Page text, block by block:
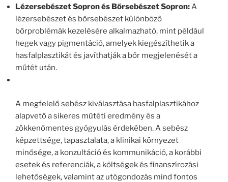
Lézersebészet Sopron és Bőrsebészet Sopron:A
lézersebészet és bőrsebészet különböző
bőrproblémák kezelésére alkalmazható, mint például
hegek vagy pigmentáció, amelyek kiegészíthetik a
hasfalplasztikát és javíthatják a bőr megjelenését a
műtét után.
A megfelelő sebész kiválasztása hasfalplasztikához
alapvető a sikeres műtéti eredmény és a
zökkenőmentes gyógyulás érdekében. A sebész
képzettsége, tapasztalata, a klinikai környezet
minősége, a konzultáció és kommunikáció, a korábbi
esetek és referenciák, a költségek és finanszírozási
lehetőségek, valamint az utógondozás mind fontos